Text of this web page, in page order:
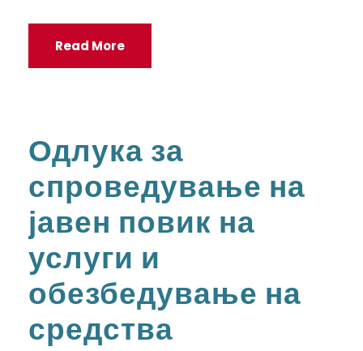
Read More
Одлука за
спроведување на
јавен повик на
услуги и
обезбедување на
средства